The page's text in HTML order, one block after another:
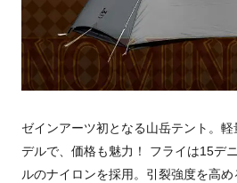
ゼインアーツ初となる山岳テント。
デルで、価格も魅力！ フライは15デ
ルのナイロンを採用。引裂強度を高